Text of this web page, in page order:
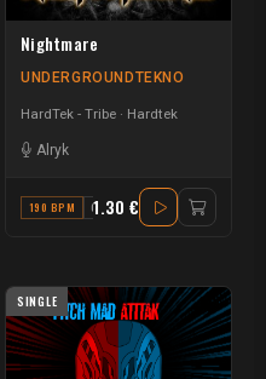
Nightmare
UNDERGROUNDTEKNO
HardTek - Tribe Hardtek
Alryk
190 BPM C#1.30 €
SINGLE